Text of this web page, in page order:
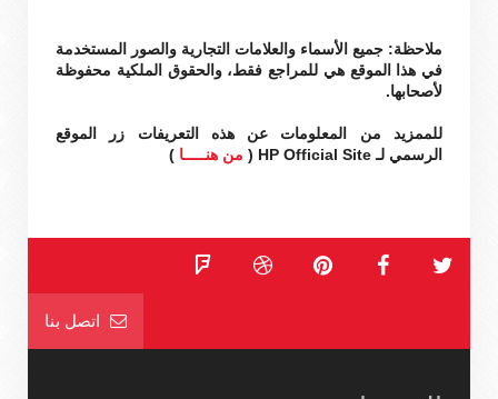
ملاحظة: جميع الأسماء والعلامات التجارية والصور المستخدمة
في هذا الموقع هي للمراجع فقط، والحقوق الملكية محفوظة
لأصحابها.
للممزيد من المعلومات عن هذه التعريفات زر الموقع
الرسمي لـ HP Official Site (
من هنـــــا )
اتصل بنا